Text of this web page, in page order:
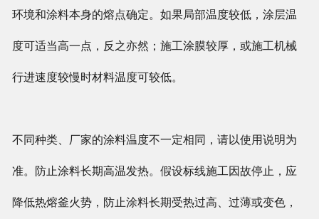
环境和涂料本身的熔点确定。如果局部温度较低，涂层温
度可适当高一点，反之亦然；施工涂膜较厚，或施工机械
行进速度较慢时材料温度可较低。
不同种类、厂家的涂料温度不一定相同，请以使用说明为
准。防止涂料长期高温发热。假设标线施工因故停止，应
降低热熔釜火势，防止涂料长期受热过高、过薄或变色，